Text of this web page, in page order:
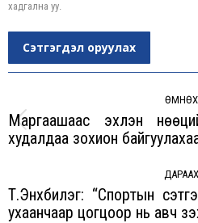
хадгална уу.
Сэтгэгдэл оруулах
ӨМНӨХ
Маргаашаас эхлэн
худалдаа зохион
ДАРААХ
Т.Энхбилэг: “Спортын
ухаанчаар цогцоор нь авч